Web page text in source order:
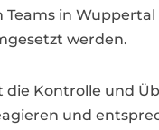
in
werden.
Kontrolle und
und